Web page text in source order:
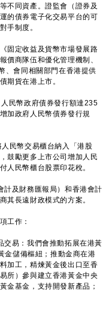
不同資產。證監會（證券及
的債券電子化交易平台的可
手制度。
定收益及貨幣市場發展路
價商隊伍和優化管理機制、
、會同相關部門在香港提供
期貨在港上市。
民幣政府債券發行額達235
加政府人民幣債券發行規
民幣交易櫃台納入「港股
鼓勵更多上市公司增加人民
人民幣櫃台股票印花稅。
計及財務匯報局）和香港會計
其長遠財政模式的方案。
工作：
交易：我們會推動拓展在港黃
金儲備樞紐；推動金商在港
加工，精煉黃金後出口至香
所）參與建立香港黃金中央
金基金，支持開發新產品；